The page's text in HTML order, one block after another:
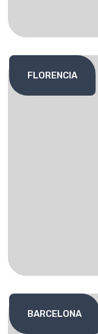
FLORENCIA
BARCELONA